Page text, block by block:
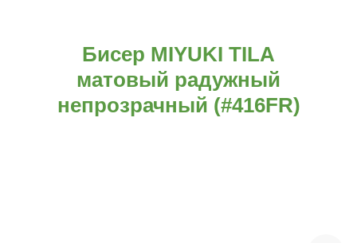
Бисер MIYUKI TILA
матовый радужный
непрозрачный (#416FR)